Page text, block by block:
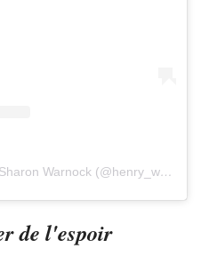
Une publication partagée par Sharon Warnock (@henry_wee_wheels)
de l'espoir